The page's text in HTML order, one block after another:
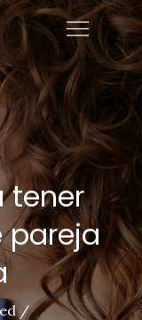
tener
pareja